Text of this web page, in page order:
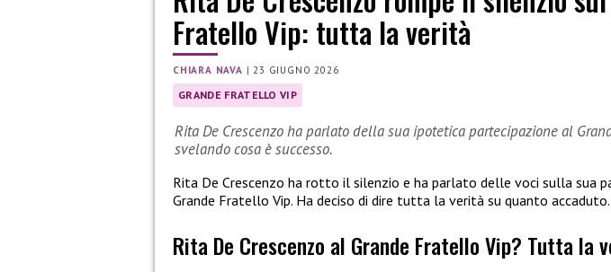
Fratello Vip: tutta la verità
CHIARA NAVA |23 GIUGNO 2026
GRANDE FRATELLO VIP
Rita De Crescenzo ha parlato della sua ipotetica partecipazione al
svelando cosa è successo.
Rita De Crescenzo ha rotto il silenzio e ha parlato delle voci sulla sua
Grande Fratello Vip. Ha deciso di dire tutta la verità su quanto accaduto.
Rita De Crescenzo al Grande Fratello Vip? Tutta la